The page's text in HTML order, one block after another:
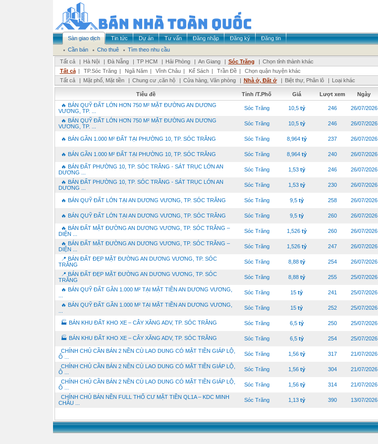
Sàn giao dịch Tin tức Dự án Tư vấn Đăng nhập Đăng ký
Đăng tin
Cần bán
Cho thuê
Tìm theo nhu cầu
Tất cả
| Hà Nội | Đà Nẵng | TP HCM | Hải Phòng | An Giang | Sóc Trăng | Chọn tỉnh thành khác
Tất cả | TP.Sóc Trăng | Ngã Năm | Vĩnh Châu | Kế Sách | Trần Đề |
Chọn quận huyện khác
Tất cả
| Mặt phố, Mặt tiền | Chung cư ,căn hộ | Cửa hàng, Văn phòng | Nhà ở, Đất ở | Biệt thự, Phân lô | Loại khác
Tiêu đề Tỉnh /T.Phố Giá Lượt xem
Ngày
🔥 BÁN QUỸ ĐẤT LỚN HƠN 750 M² MẶT ĐƯỜNG AN DƯƠNG
VƯƠNG, TP. ...
Sóc Trăng 10,5 tỷ 246 26/07/2026
🔥 BÁN QUỸ ĐẤT LỚN HƠN 750 M² MẶT ĐƯỜNG AN DƯƠNG
VƯƠNG, TP. ...
Sóc Trăng 10,5 tỷ 246 26/07/2026
🔥 BÁN GẦN 1.000 M² ĐẤT TẠI PHƯỜNG 10, TP. SÓC TRĂNG Sóc Trăng 8,964 tỷ 237 26/07/2026
🔥 BÁN GẦN 1.000 M² ĐẤT TẠI PHƯỜNG 10, TP. SÓC TRĂNG Sóc Trăng 8,964 tỷ 240 26/07/2026
🔥 BÁN ĐẤT PHƯỜNG 10, TP. SÓC TRĂNG - SÁT TRỤC LỚN AN
DƯƠNG ...
Sóc Trăng 1,53 tỷ 246 26/07/2026
🔥 BÁN ĐẤT PHƯỜNG 10, TP. SÓC TRĂNG - SÁT TRỤC LỚN AN
DƯƠNG ...
Sóc Trăng 1,53 tỷ 230 26/07/2026
🔥 BÁN QUỸ ĐẤT LỚN TẠI AN DƯƠNG VƯƠNG, TP. SÓC TRĂNG Sóc Trăng 9,5 tỷ 258 26/07/2026
🔥 BÁN QUỸ ĐẤT LỚN TẠI AN DƯƠNG VƯƠNG, TP. SÓC TRĂNG Sóc Trăng 9,5 tỷ 260 26/07/2026
🔥 BÁN ĐẤT MẶT ĐƯỜNG AN DƯƠNG VƯƠNG, TP. SÓC TRĂNG –
DIỆN ...
Sóc Trăng 1,526 tỷ 260 26/07/2026
🔥 BÁN ĐẤT MẶT ĐƯỜNG AN DƯƠNG VƯƠNG, TP. SÓC TRĂNG –
DIỆN ...
Sóc Trăng 1,526 tỷ 247 26/07/2026
📍 BÁN ĐẤT ĐẸP MẶT ĐƯỜNG AN DƯƠNG VƯƠNG, TP. SÓC
TRĂNG
Sóc Trăng 8,88 tỷ 254 26/07/2026
📍 BÁN ĐẤT ĐẸP MẶT ĐƯỜNG AN DƯƠNG VƯƠNG, TP. SÓC
TRĂNG
Sóc Trăng 8,88 tỷ 255 25/07/2026
🔥 BÁN QUỸ ĐẤT GẦN 1.000 M² TẠI MẶT TIỀN AN DƯƠNG VƯƠNG,
Sóc Trăng 15 tỷ 241 25/07/2026
🔥 BÁN QUỸ ĐẤT GẦN 1.000 M² TẠI MẶT TIỀN AN DƯƠNG VƯƠNG,
Sóc Trăng 15 tỷ 252 25/07/2026
🏭 BÁN KHU ĐẤT KHO XE – CÂY XĂNG ADV, TP. SÓC TRĂNG Sóc Trăng 6,5 tỷ 250 25/07/2026
🏭 BÁN KHU ĐẤT KHO XE – CÂY XĂNG ADV, TP. SÓC TRĂNG Sóc Trăng 6,5 tỷ 254 25/07/2026
CHÍNH CHỦ CẦN BÁN 2 NỀN CÙ LAO DUNG CÓ MẶT TIỀN GIÁP LỘ,
Ô ...
Sóc Trăng 1,56 tỷ 317 21/07/2026
CHÍNH CHỦ CẦN BÁN 2 NỀN CÙ LAO DUNG CÓ MẶT TIỀN GIÁP LỘ,
Ô ...
Sóc Trăng 1,56 tỷ 304 21/07/2026
CHÍNH CHỦ CẦN BÁN 2 NỀN CÙ LAO DUNG CÓ MẶT TIỀN GIÁP LỘ,
Ô ...
Sóc Trăng 1,56 tỷ 314 21/07/2026
CHÍNH CHỦ BÁN NỀN FULL THỔ CƯ MẶT TIỀN QL1A – KDC MINH
CHÂU ...
Sóc Trăng 1,13 tỷ 390 13/07/2026